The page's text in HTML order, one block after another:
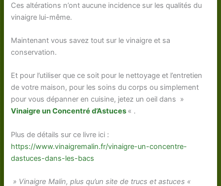
Ces altérations n’ont aucune incidence sur les qualités du
vinaigre lui-même.
Maintenant vous savez tout sur le vinaigre et sa
conservation.
Et pour l’utiliser que ce soit pour le nettoyage et l’entretien
de votre maison, pour les soins du corps ou simplement
pour vous dépanner en cuisine, jetez un oeil dans »
Vinaigre un Concentré d’Astuces « .
Plus de détails sur ce livre ici :
https://www.vinaigremalin.fr/vinaigre-un-concentre-
dastuces-dans-les-bacs
» Vinaigre Malin, plus qu’un site de trucs et astuces «